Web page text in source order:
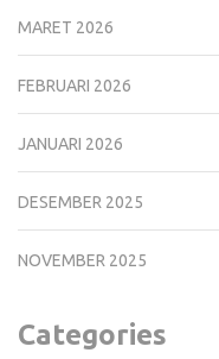
MARET 2026
FEBRUARI 2026
JANUARI 2026
DESEMBER 2025
NOVEMBER 2025
Categories